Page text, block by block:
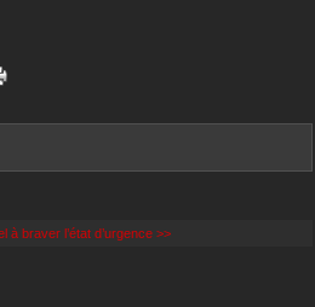
à braver l’état d’urgence >>